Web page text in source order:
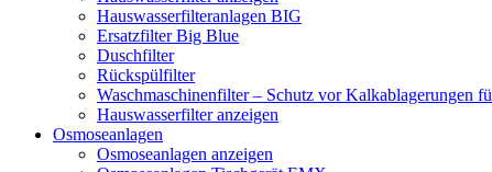
Hauswasserfilteranlagen BIG
Ersatzfilter Big Blue
Duschfilter
Rückspülfilter
Waschmaschinenfilter – Schutz vor Kalkablagerungen
Hauswasserfilter anzeigen
Osmoseanlagen
Osmoseanlagen anzeigen